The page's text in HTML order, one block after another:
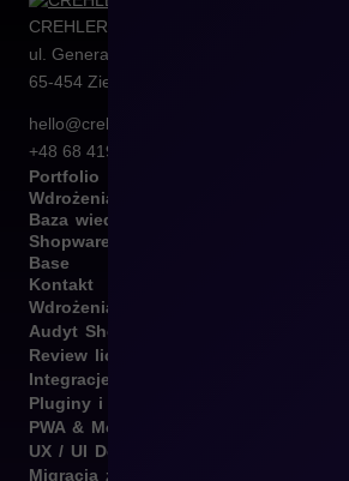
CREHLER Sp. z o.o.
ul. Generała Władysława Sikorskiego 4/120
65-454 Zielona Góra
hello@crehler.com
+48 68 419 94 50
Portfolio
Wdrożenia
Baza wiedzy
Shopware
Base
Kontakt
Wdrożenia B2B i B2C
Audyt Shopware
Review licencji Shopware
Integracje Shopware
Pluginy i template
PWA & Mobile
UX / UI Design
Migracja z różnych platform